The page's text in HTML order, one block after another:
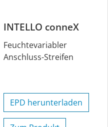
INTELLO conneX
Feuchtevariabler
Anschluss-Streifen
EPD herunterladen